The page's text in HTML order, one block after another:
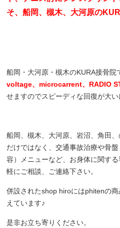
そ、船岡、槻木、大河原の
船岡・大河原・槻木のKURA接骨院
voltage、microcarrent、RADIO
せますのでスピーディな回復が大い
船岡、槻木、大河原、岩沼、角田
だけではなく、交通事故治療や骨
容）メニューなど、お身体に関す
軽にご相談、ご連絡下さい。
併設されたshop hiroにはphitenの
えています♪
是非お立ち寄りください。